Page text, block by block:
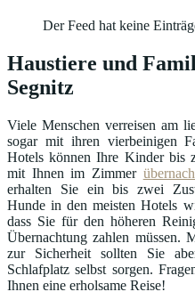
Der Feed hat keine
Haustiere und
Segnitz
Viele Menschen verreisen am
sogar mit ihren vierbeinigen
Hotels können Ihre Kinder bis
mit Ihnen im Zimmer
erhalten Sie ein bis zwei
Hunde in den meisten Hotels
dass Sie für den höheren
Übernachtung zahlen müssen.
zur Sicherheit sollten Sie
Schlafplatz selbst sorgen.
Ihnen eine erholsame Reise!